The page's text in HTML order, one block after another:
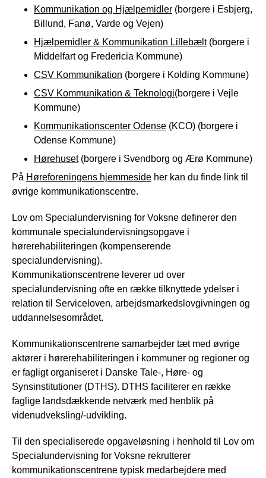
Kommunikation og Hjælpemidler (borgere i Esbjerg,
Billund, Fanø, Varde og Vejen)
Hjælpemidler & Kommunikation Lillebælt(borgere i
Middelfart og Fredericia Kommune)
CSV Kommunikation (borgere i Kolding Kommune)
CSV Kommunikation & Teknologi(borgere i Vejle
Kommune)
Kommunikationscenter Odense (KCO) (borgere i
Odense Kommune)
Hørehuset(borgere i Svendborg og Ærø Kommune)
På Høreforeningens hjemmeside her kan du finde link til
øvrige kommunikationscentre.
Lov om Specialundervisning for Voksne definerer den
kommunale specialundervisningsopgave i
hørerehabiliteringen (kompenserende
specialundervisning).
Kommunikationscentrene leverer ud over
specialundervisning ofte en række tilknyttede ydelser i
relation til Serviceloven, arbejdsmarkedslovgivningen og
uddannelsesområdet.
Kommunikationscentrene samarbejder tæt med øvrige
aktører i hørerehabiliteringen i kommuner og regioner og
er fagligt organiseret i Danske Tale-, Høre- og
Synsinstitutioner (DTHS). DTHS faciliterer en række
faglige landsdækkende netværk med henblik på
videnudveksling/-udvikling.
Til den specialiserede opgaveløsning i henhold til Lov om
Specialundervisning for Voksne rekrutterer
kommunikationscentrene typisk medarbejdere med